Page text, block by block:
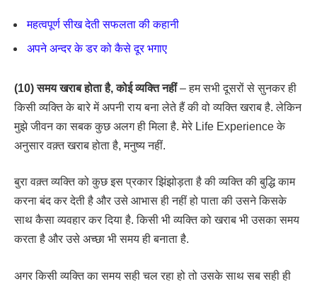
महत्वपूर्ण सीख देती सफलता की कहानी
अपने अन्दर के डर को कैसे दूर भगाए
(10) समय खराब होता है, कोई व्यक्ति नहीं– हम सभी दूसरों से सुनकर ही
किसी व्यक्ति के बारे में अपनी राय बना लेते हैं की वो व्यक्ति खराब है. लेकिन
मुझे जीवन का सबक कुछ अलग ही मिला है. मेरे Life Experience के
अनुसार वक़्त खराब होता है, मनुष्य नहीं.
बुरा वक़्त व्यक्ति को कुछ इस प्रकार झिंझोड़ता है की व्यक्ति की बुद्धि काम
करना बंद कर देती है और उसे आभास ही नहीं हो पाता की उसने किसके
साथ कैसा व्यवहार कर दिया है. किसी भी व्यक्ति को खराब भी उसका समय
करता है और उसे अच्छा भी समय ही बनाता है.
अगर किसी व्यक्ति का समय सही चल रहा हो तो उसके साथ सब सही ही